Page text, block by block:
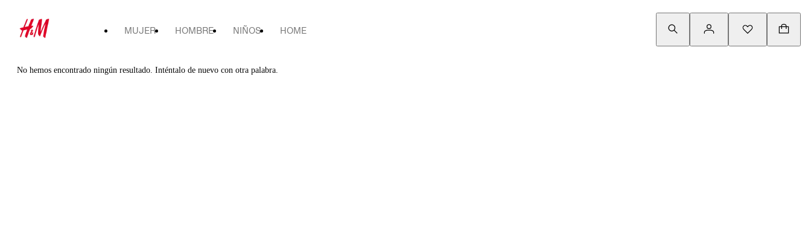
MUJER HOMBRE NIÑOS HOME
No hemos encontrado ningún resultado. Inténtalo de nuevo con otra palabra.